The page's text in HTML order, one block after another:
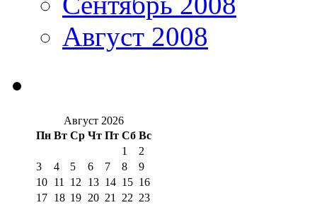
Август 2008
Август 2026
Пн Вт Ср Чт Пт Сб Вс
1
2
3
4 5 6 7 8
9
10 11 12 13 14 15 16
17 18 19 20 21 22 23